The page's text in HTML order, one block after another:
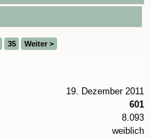
35 Weiter >
19. Dezember 2011
601
8.093
weiblich